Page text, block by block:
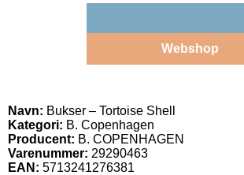
Webshop
Navn: Bukser – Tortoise Shell
Kategori: B. Copenhagen
Producent: B. COPENHAGEN
Varenummer: 29290463
EAN: 5713241276381